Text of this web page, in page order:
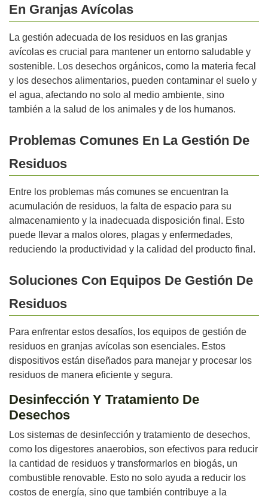
En Granjas Avícolas
La gestión adecuada de los residuos en las granjas
avícolas es crucial para mantener un entorno saludable y
sostenible. Los desechos orgánicos, como la materia fecal
y los desechos alimentarios, pueden contaminar el suelo y
el agua, afectando no solo al medio ambiente, sino
también a la salud de los animales y de los humanos.
Problemas Comunes En La Gestión De
Residuos
Entre los problemas más comunes se encuentran la
acumulación de residuos, la falta de espacio para su
almacenamiento y la inadecuada disposición final. Esto
puede llevar a malos olores, plagas y enfermedades,
reduciendo la productividad y la calidad del producto final.
Soluciones Con Equipos De Gestión De
Residuos
Para enfrentar estos desafíos, los equipos de gestión de
residuos en granjas avícolas son esenciales. Estos
dispositivos están diseñados para manejar y procesar los
residuos de manera eficiente y segura.
Desinfección Y Tratamiento De
Desechos
Los sistemas de desinfección y tratamiento de desechos,
como los digestores anaerobios, son efectivos para reducir
la cantidad de residuos y transformarlos en biogás, un
combustible renovable. Esto no solo ayuda a reducir los
costos de energía, sino que también contribuye a la